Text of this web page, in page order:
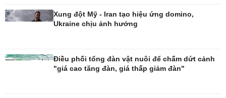
Nhà đẹp
Tình yêu - Gia đình
Sân khấu - Điện ảnh
Văn học
Xung đột Mỹ - Iran tạo hiệu ứng domino,
Ukraine chịu ảnh hưởng
Điều phối tổng đàn vật nuôi để chấm dứt cảnh
"giá cao tăng đàn, giá thấp giảm đàn"